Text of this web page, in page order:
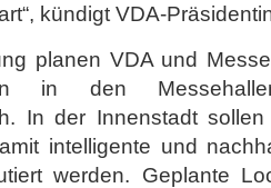
kündigt VDA-
planen VDA und
in den
In der Innenstadt
intelligente und
werden. Geplante